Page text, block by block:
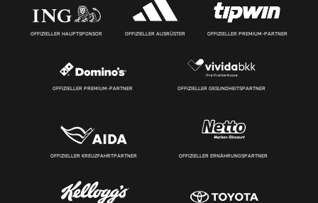
OFFIZIELLER HAUPTSPONSOR OFFIZIELLER AUSRÜSTER OFFIZIELLER PREMIUM-PARTNER
OFFIZIELLER PREMIUM-PARTNER OFFIZIELLER GESUNDHEITSPARTNER
OFFIZIELLER KREUZFAHRTPARTNER OFFIZIELLER ERNÄHRUNGSPARTNER